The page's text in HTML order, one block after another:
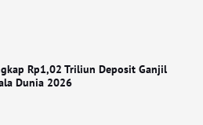
Rp1,02 Triliun Deposit Ganjil
Dunia 2026